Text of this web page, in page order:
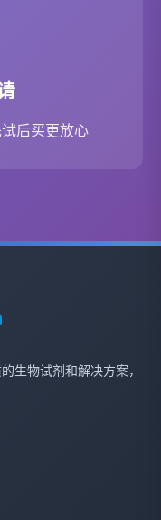
后买更放心
生物试剂和解决方案，